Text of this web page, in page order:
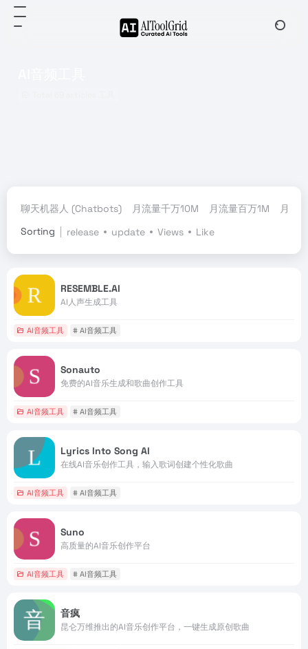
聊天机器人 (Chatbots) 月流量千万10M 月流量百万1M
月流
Sorting
release update Views Like
RESEMBLE.AI
AI人声生成工具
AI音频工具 # AI音频工具
Sonauto
免费的AI音乐生成和歌曲创作工具
AI音频工具 # AI音频工具
Lyrics Into Song AI
在线AI音乐创作工具，输入歌词创建个性化歌曲
AI音频工具 # AI音频工具
Suno
高质量的AI音乐创作平台
AI音频工具 # AI音频工具
音疯
昆仑万维推出的AI音乐创作平台，一键生成原创歌曲